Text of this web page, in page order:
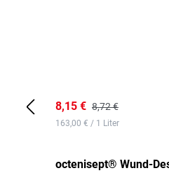
8,15 € 8,72 €
163,00 € / 1 Liter
octenisept® Wund-